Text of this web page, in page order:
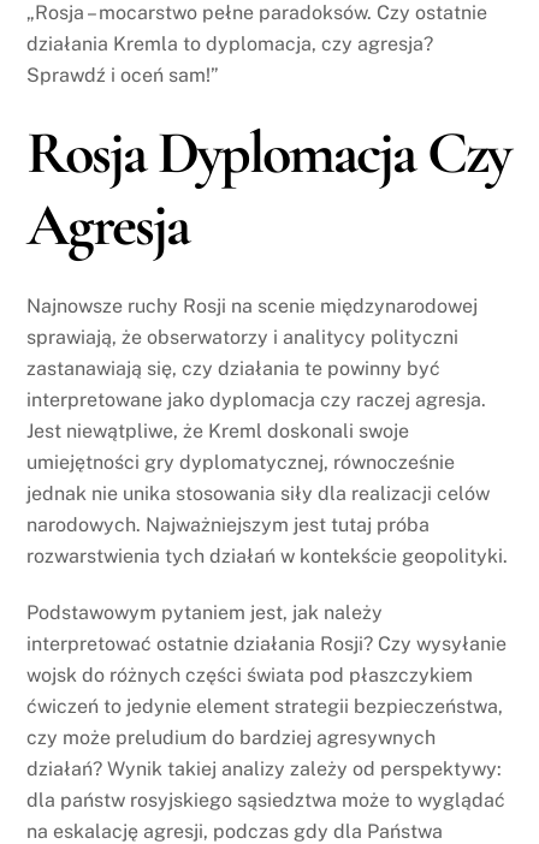
„Rosja – mocarstwo pełne paradoksów. Czy ostatnie
działania Kremla to dyplomacja, czy agresja?
Sprawdź i oceń sam!”
Rosja Dyplomacja Czy
Agresja
Najnowsze ruchy Rosji na scenie międzynarodowej
sprawiają, że obserwatorzy i analitycy polityczni
zastanawiają się, czy działania te powinny być
interpretowane jako dyplomacja czy raczej agresja.
Jest niewątpliwe, że Kreml doskonali swoje
umiejętności gry dyplomatycznej, równocześnie
jednak nie unika stosowania siły dla realizacji celów
narodowych. Najważniejszym jest tutaj próba
rozwarstwienia tych działań w kontekście geopolityki.
Podstawowym pytaniem jest, jak należy
interpretować ostatnie działania Rosji? Czy wysyłanie
wojsk do różnych części świata pod płaszczykiem
ćwiczeń to jedynie element strategii bezpieczeństwa,
czy może preludium do bardziej agresywnych
działań? Wynik takiej analizy zależy od perspektywy:
dla państw rosyjskiego sąsiedztwa może to wyglądać
na eskalację agresji, podczas gdy dla Państwa